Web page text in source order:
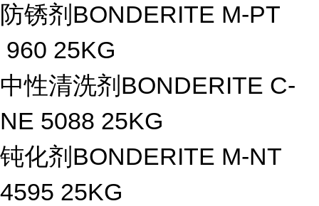
防锈剂BONDERITE M-PT
960 25KG
中性清洗剂BONDERITE C-
NE 5088 25KG
钝化剂BONDERITE M-NT
4595 25KG